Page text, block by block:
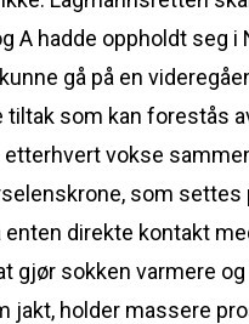
hadde oppholdt seg i
gå på en
som kan forestås
vokse
som
direkte kontakt
gjør sokken varmere
jakt, holder massere